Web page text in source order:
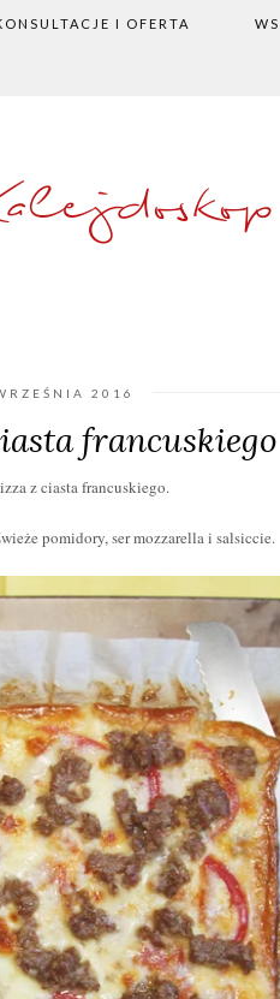
I OFERTA
2016
francuskiego
z ciasta francuskiego.
pomidory, ser mozzarella i salsiccie.